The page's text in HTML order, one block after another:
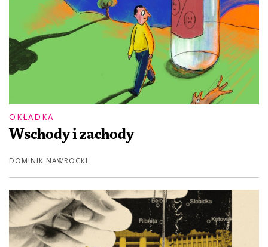
OKŁADKA
Wschody i zachody
DOMINIK NAWROCKI